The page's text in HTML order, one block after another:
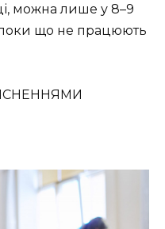
можна лише у 8–9
поки що не працюють